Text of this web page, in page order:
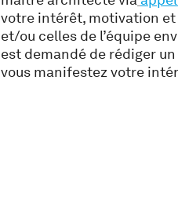
votre intérêt, motivation
et/ou celles de l’équipe
est demandé de rédiger
vous manifestez votre